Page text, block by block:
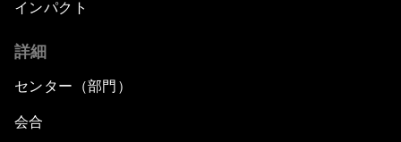
インパクト
詳細
センター（部門）
会合